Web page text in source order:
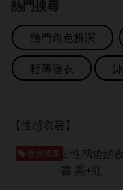
熱門搜尋
熱門角色扮演
輕薄睡衣
【性感衣著】
會員獨享